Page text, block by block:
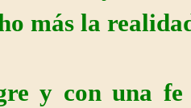
más la
y con una